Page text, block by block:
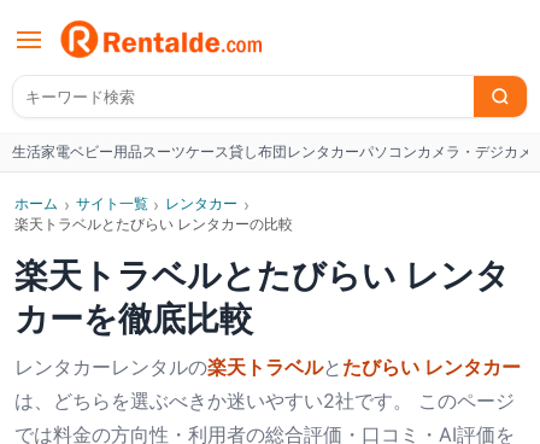
生活家電ベビー用品スーツケース貸し布団レンタカーパソコンカメラ・デジカメ
ホーム › サイト一覧 › レンタカー ›
楽天トラベルとたびらい レンタカーの比較
楽天トラベルとたびらい レンタ
カーを徹底比較
レンタカーレンタルの楽天トラベルと たびらい レンタカー
は、どちらを選ぶべきか迷いやすい2社です。 このページ
では料金の方向性・利用者の総合評価・口コミ・AI評価を